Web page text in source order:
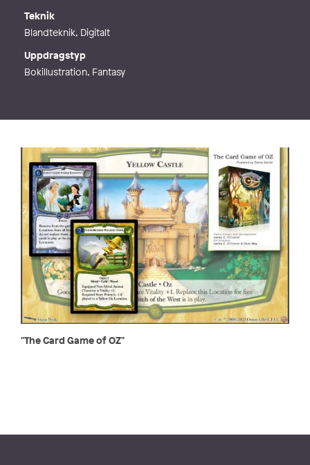
Teknik
Blandteknik, Digitalt
Uppdragstyp
Bokillustration, Fantasy
"The Card Game of OZ"